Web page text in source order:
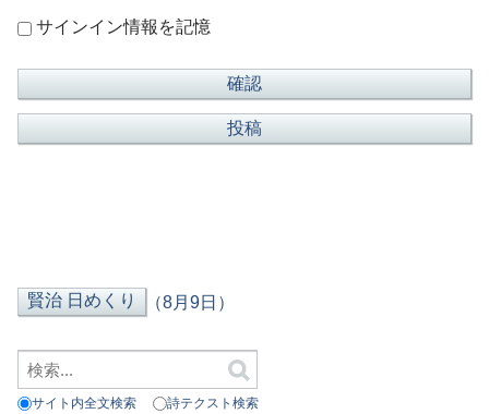
サインイン情報を記憶
（8月9日）
サイト内全文検索 詩テクスト検索